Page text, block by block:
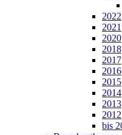
2022
2021
2020
2018
2017
2016
2015
2014
2013
2012
bis